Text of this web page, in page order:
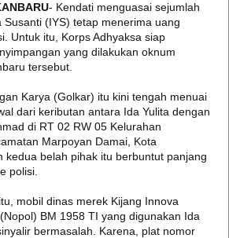
- Kendati menguasai sejumlah
Susanti (IYS) tetap menerima uang
Untuk itu, Korps Adhyaksa siap
yang dilakukan oknum
tersebut.
Karya (Golkar) itu kini tengah menuai
dari keributan antara Ida Yulita dengan
di RT 02 RW 05 Kelurahan
Marpoyan Damai, Kota
kedua belah pihak itu berbuntut panjang
polisi.
mobil dinas merek Kijang Innova
BM 1958 TI yang digunakan Ida
bermasalah. Karena, plat nomor